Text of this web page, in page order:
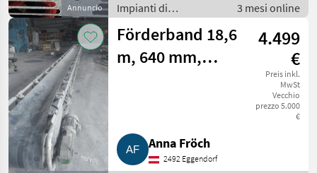
Annuncio
Impianti di
movimentazione e
trasporto / Soffiatori
3 mesi online
Förderband 18,6
m, 640 mm,
4.499
€
Preis inkl.
MwSt
Vecchio
prezzo 5.000
€
Anna Fröch
2492 Eggendorf